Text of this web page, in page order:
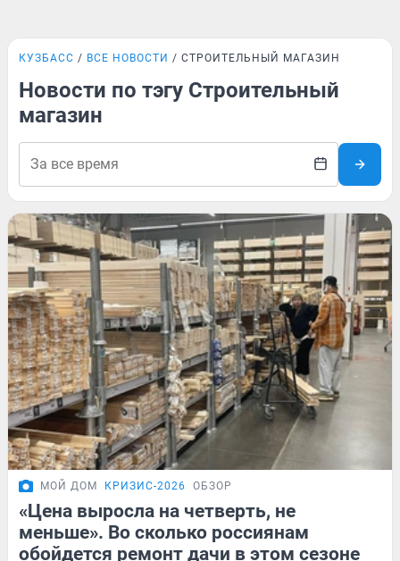
КУЗБАСС ВСЕ НОВОСТИ СТРОИТЕЛЬНЫЙ МАГАЗИН
Новости по тэгу Строительный
магазин
МОЙ ДОМ КРИЗИС-2026 ОБЗОР
«Цена выросла на четверть, не
меньше». Во сколько россиянам
обойдется ремонт дачи в этом сезоне